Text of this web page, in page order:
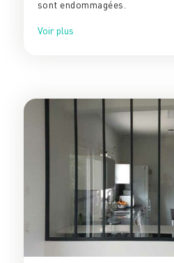
sont endommagées.
Voir plus